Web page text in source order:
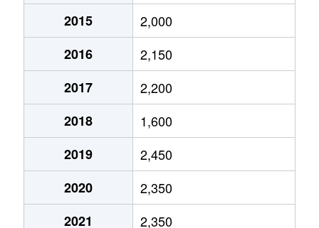
1,300万円
3,000万円
1,400万円
5,200万円
5,900万円
1,800万円
2015
2,000
2016
2,150
2017
2,200
2018
1,600
2019
2,450
2020
2,350
2021
2,350